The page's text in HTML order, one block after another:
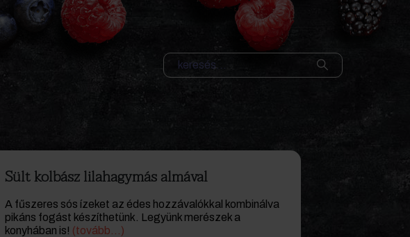
Sült kolbász lilahagymás almával
A fűszeres sós ízeket az édes hozzávalókkal kombinálva
pikáns fogást készíthetünk. Legyünk merészek a
konyhában is! (tovább…)